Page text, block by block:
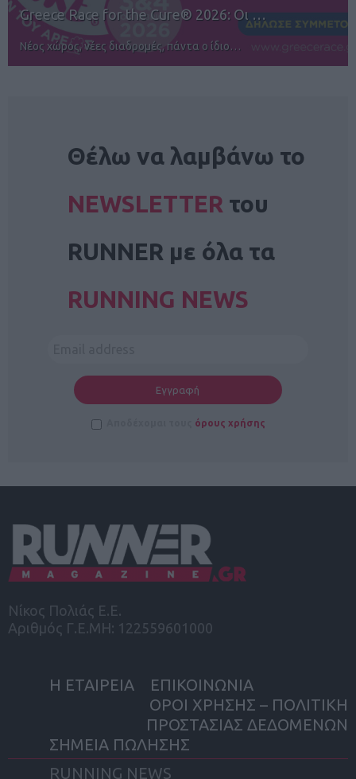
12ος TUI Rhodes Marathon: Άνοιγμα ε…
Αγώνες για όλους στην Ρόδο
Θέλω να λαμβάνω το
NEWSLETTER του
RUNNER με όλα τα
RUNNING NEWS
όρους χρήσης
Νίκος Πολιάς Ε.Ε.
Αριθμός Γ.Ε.ΜΗ: 122559601000
Η ΕΤΑΙΡΕΙΑ
ΕΠΙΚΟΙΝΩΝΙΑ
ΟΡΟΙ ΧΡΗΣΗΣ – ΠΟΛΙΤΙΚΗ
ΠΡΟΣΤΑΣΙΑΣ ΔΕΔΟΜΕΝΩΝ
ΣΗΜΕΙΑ ΠΩΛΗΣΗΣ
RUNNING NEWS